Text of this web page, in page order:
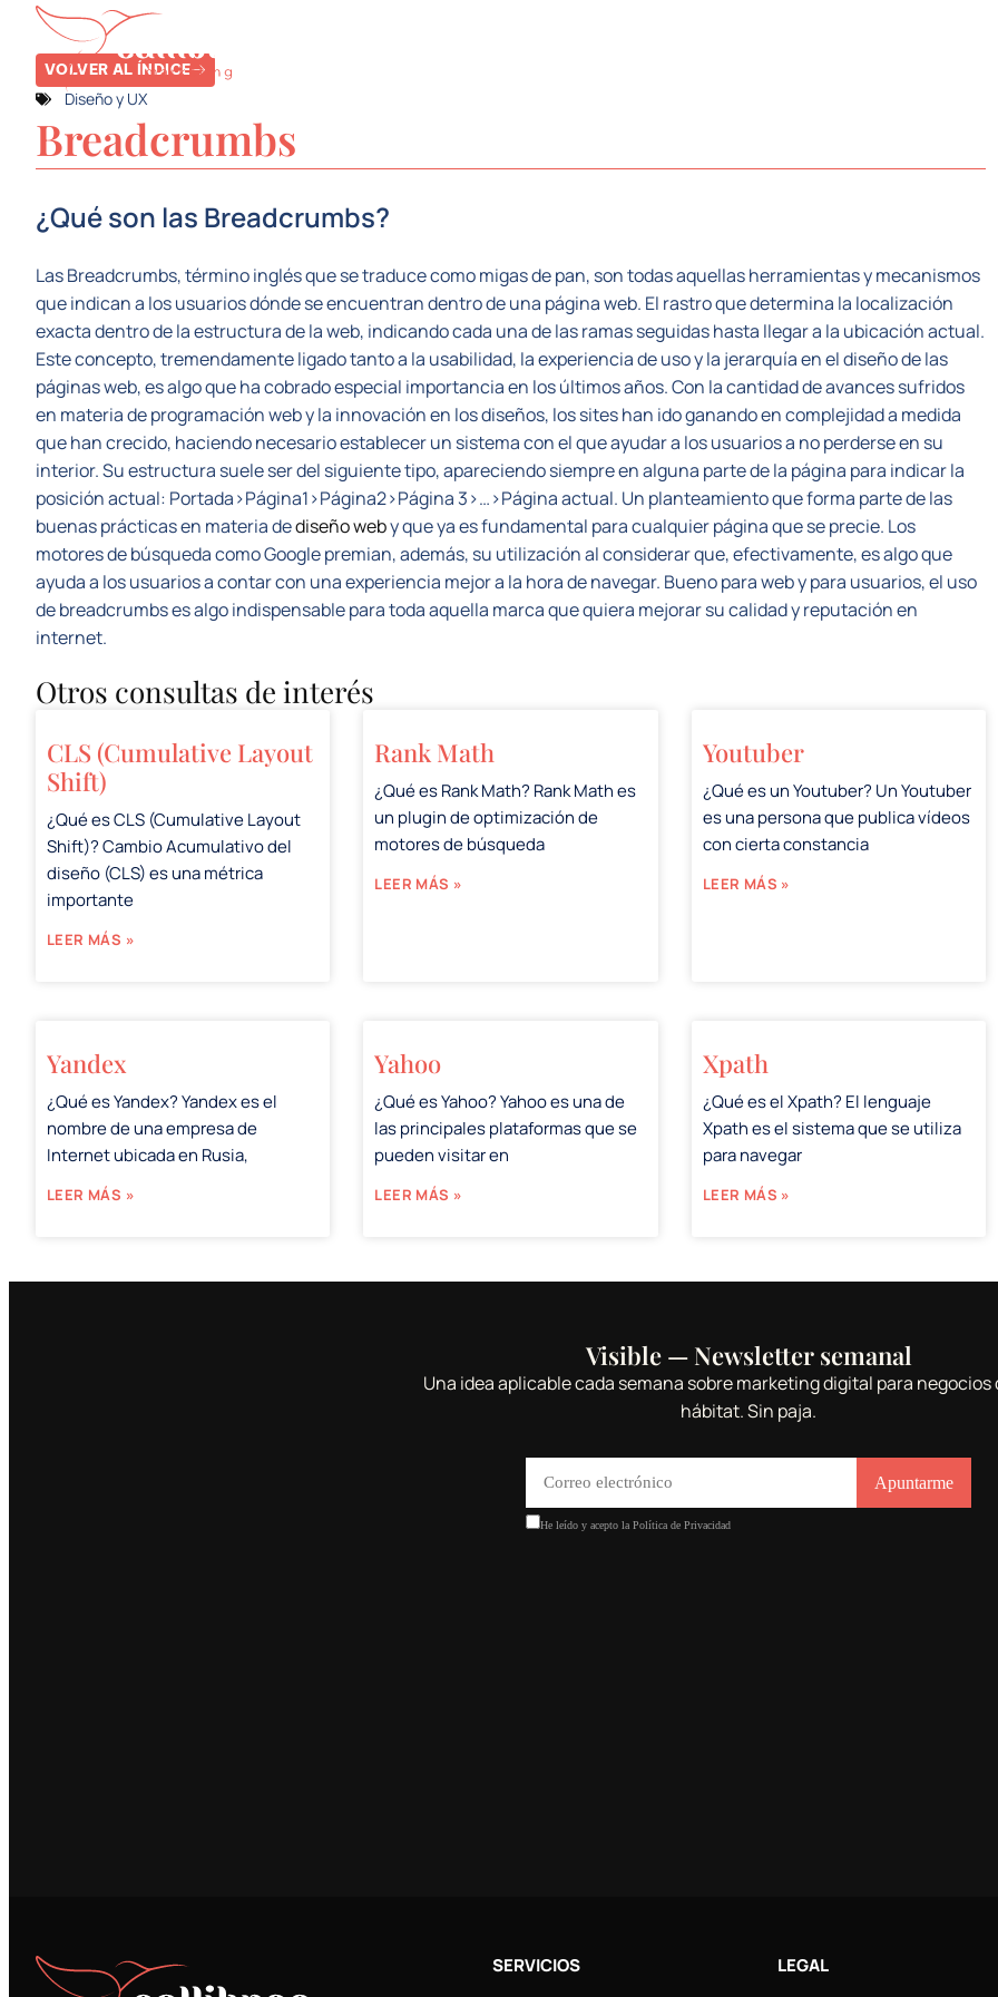
VOLVER AL ÍNDICE
Diseño y UX
Breadcrumbs
¿Qué son las Breadcrumbs?
Las Breadcrumbs, término inglés que se traduce como migas de pan, son todas aquellas herramientas y mecanismos
que indican a los usuarios dónde se encuentran dentro de una página web. El rastro que determina la localización
exacta dentro de la estructura de la web, indicando cada una de las ramas seguidas hasta llegar a la ubicación actual.
Este concepto, tremendamente ligado tanto a la usabilidad, la experiencia de uso y la jerarquía en el diseño de las
páginas web, es algo que ha cobrado especial importancia en los últimos años. Con la cantidad de avances sufridos
en materia de programación web y la innovación en los diseños, los sites han ido ganando en complejidad a medida
que han crecido, haciendo necesario establecer un sistema con el que ayudar a los usuarios a no perderse en su
interior. Su estructura suele ser del siguiente tipo, apareciendo siempre en alguna parte de la página para indicar la
posición actual: Portada>Página1>Página2>Página 3>…>Página actual. Un planteamiento que forma parte de las
buenas prácticas en materia dediseño weby que ya es fundamental para cualquier página que se precie. Los
motores de búsqueda como Google premian, además, su utilización al considerar que, efectivamente, es algo que
ayuda a los usuarios a contar con una experiencia mejor a la hora de navegar. Bueno para web y para usuarios, el uso
de breadcrumbs es algo indispensable para toda aquella marca que quiera mejorar su calidad y reputación en
internet.
Otros consultas de interés
CLS (Cumulative Layout
Shift)
¿Qué es CLS (Cumulative Layout
Shift)? Cambio Acumulativo del
diseño (CLS) es una métrica
importante
LEER MÁS »
Rank Math
¿Qué es Rank Math? Rank Math es
un plugin de optimización de
motores de búsqueda
LEER MÁS »
Youtuber
¿Qué es un Youtuber? Un Youtuber
es una persona que publica vídeos
con cierta constancia
LEER MÁS »
Yandex
¿Qué es Yandex? Yandex es el
nombre de una empresa de
Internet ubicada en Rusia,
LEER MÁS »
Yahoo
¿Qué es Yahoo? Yahoo es una de
las principales plataformas que se
pueden visitar en
LEER MÁS »
Xpath
¿Qué es el Xpath? El lenguaje
Xpath es el sistema que se utiliza
para navegar
LEER MÁS »
Visible — Newsletter semanal
Una idea aplicable cada semana sobre marketing digital para negocios
hábitat. Sin paja.
SERVICIOS LEGAL